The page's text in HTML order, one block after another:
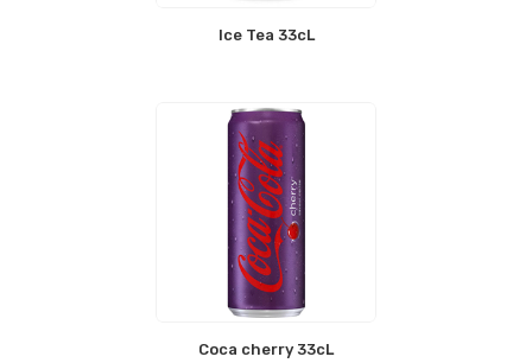
Ice Tea 33cL
Coca cherry 33cL